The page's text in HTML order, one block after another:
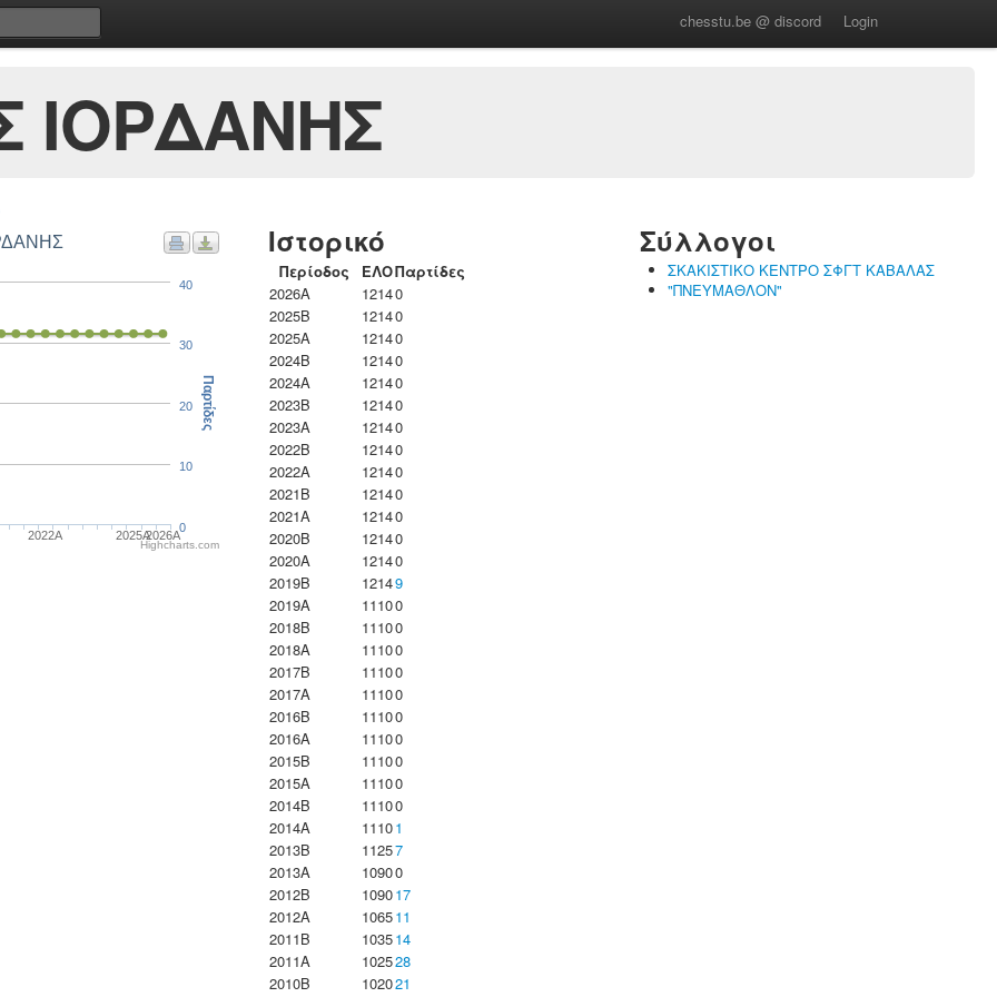
chesstu.be @ discord Login
ΙΟΡΔΑΝΗΣ
2022A 2025A2026A
0
10
20
30
40
Παρτίδες
Highcharts.com
Ιστορικό
Περίοδος ΕΛΟΠαρτίδες
2026A
12140
2025B
12140
2025A
12140
2024B
12140
2024A
12140
2023B
12140
2023Α
12140
2022B
12140
2022A
12140
2021B
12140
2021A
12140
2020B
12140
2020A
12140
2019B
12149
2019A
11100
2018B
11100
2018A
11100
2017B
11100
2017A
11100
2016B
11100
2016A
11100
2015B
11100
2015A
11100
2014B
11100
2014A
11101
2013B
11257
2013A
10900
2012B
109017
2012A
106511
2011B
103514
2011A
102528
2010B
102021
Σύλλογοι
ΣΚΑΚΙΣΤΙΚΟ ΚΕΝΤΡΟ ΣΦΓΤ ΚΑΒΑΛΑΣ
"ΠΝΕΥΜΑΘΛΟΝ"